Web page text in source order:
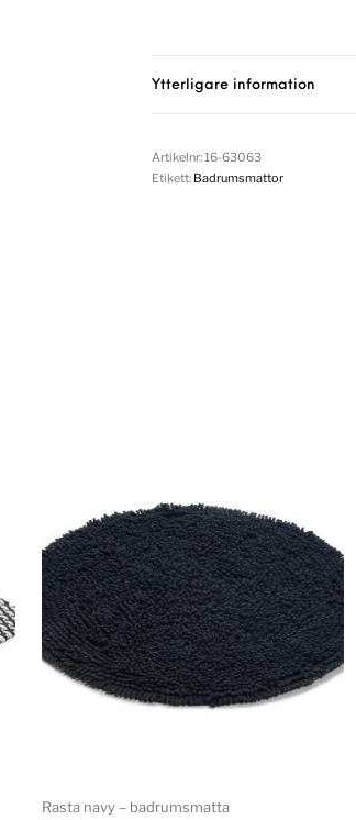
Ytterligare information
Artikelnr:16-63063
Etikett: Badrumsmattor
Rasta navy – badrumsmatta